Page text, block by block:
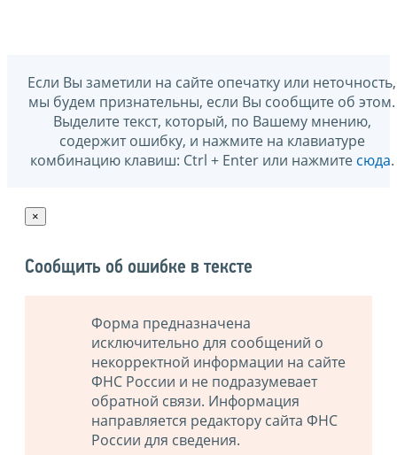
Если Вы заметили на сайте опечатку или неточность,
мы будем признательны, если Вы сообщите об этом.
Выделите текст, который, по Вашему мнению,
содержит ошибку, и нажмите на клавиатуре
комбинацию клавиш: Ctrl + Enter или нажмите сюда.
×
Сообщить об ошибке в тексте
Форма предназначена
исключительно для сообщений о
некорректной информации на сайте
ФНС России и не подразумевает
обратной связи. Информация
направляется редактору сайта ФНС
России для сведения.